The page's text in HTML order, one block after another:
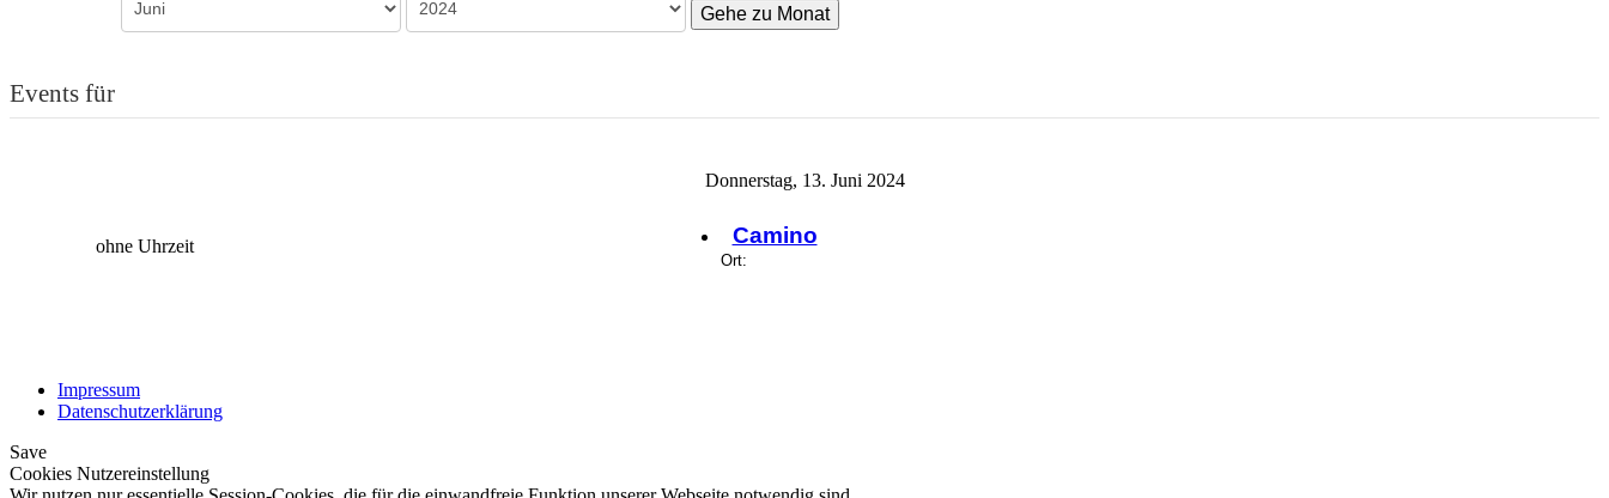
Gehe zu Monat
Events für
Donnerstag, 13. Juni 2024
ohne Uhrzeit Camino
Ort:
Impressum
Datenschutzerklärung
Save
Cookies Nutzereinstellung